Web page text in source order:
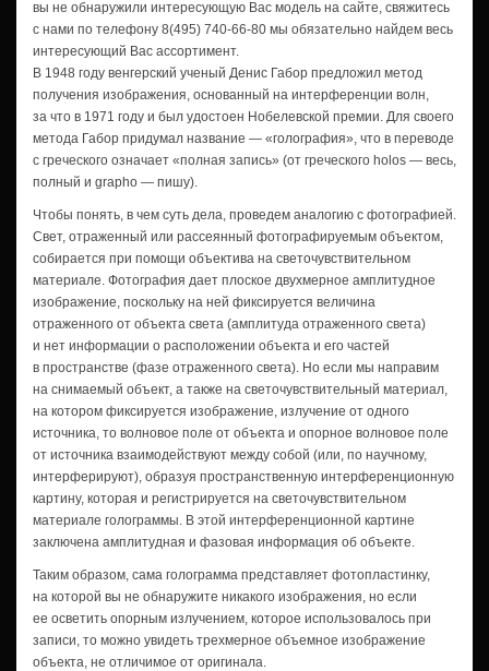
вы не обнаружили интересующую Вас модель на сайте, свяжитесь
с нами по телефону 8(495) 740-66-80 мы обязательно найдем весь
интересующий Вас ассортимент.
В 1948 году венгерский ученый Денис Габор предложил метод
получения изображения, основанный на интерференции волн,
за что в 1971 году и был удостоен Нобелевской премии. Для своего
метода Габор придумал название — «голография», что в переводе
с греческого означает «полная запись» (от греческого hоlоs — весь,
полный и grapho — пишу).
Чтобы понять, в чем суть дела, проведем аналогию с фотографией.
Свет, отраженный или рассеянный фотографируемым объектом,
собирается при помощи объектива на светочувствительном
материале. Фотография дает плоское двухмерное амплитудное
изображение, поскольку на ней фиксируется величина
отраженного от объекта света (амплитуда отраженного света)
и нет информации о расположении объекта и его частей
в пространстве (фазе отраженного света). Но если мы направим
на снимаемый объект, а также на светочувствительный материал,
на котором фиксируется изображение, излучение от одного
источника, то волновое поле от объекта и опорное волновое поле
от источника взаимодействуют между собой (или, по научному,
интерферируют), образуя пространственную интерференционную
картину, которая и регистрируется на светочувствительном
материале голограммы. В этой интерференционной картине
заключена амплитудная и фазовая информация об объекте.
Таким образом, сама голограмма представляет фотопластинку,
на которой вы не обнаружите никакого изображения, но если
ее осветить опорным излучением, которое использовалось при
записи, то можно увидеть трехмерное объемное изображение
объекта, не отличимое от оригинала.